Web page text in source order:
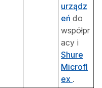
urządz
eń do
współpr
acy i
Shure
Microfl
ex .